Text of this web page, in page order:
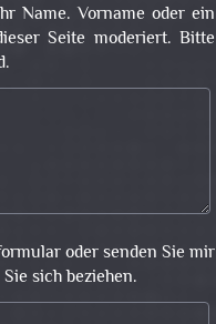
Name. Vorname oder ein
Seite moderiert. Bitte
oder senden Sie mir
sich beziehen.